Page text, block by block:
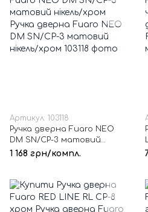
Артикул: 103118
Ручка дверна Fuaro NEO
DM SN/CP-3 матовий
нікель/хром
1 168 грн/компл.